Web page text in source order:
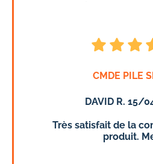
CMDE PILE
DAVID R. 15/
Très satisfait de la
produit.